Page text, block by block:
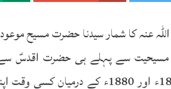
کا شمار سیدنا حضرت مسیح موعود
سے پہلے ہی حضرت اقدسؑ سے
کرچکے تھے۔ آپ سب سے پہلے 1878ء اور 1880ء کے